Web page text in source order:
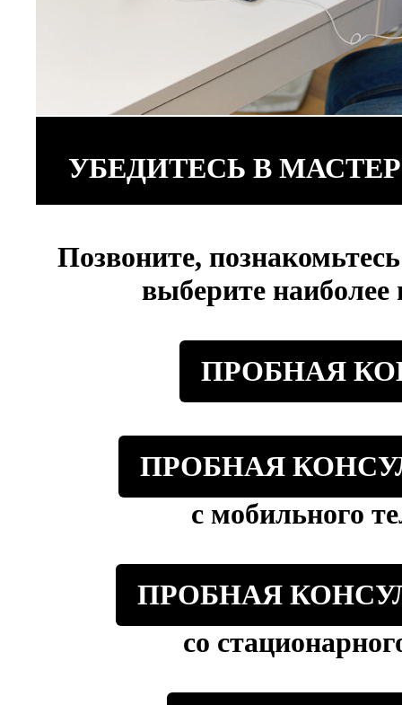
УБЕДИТЕСЬ В
Позвоните,
выберите наиболее
ПРОБНАЯ
ПРОБНАЯ
с мобильного
ПРОБНАЯ
со